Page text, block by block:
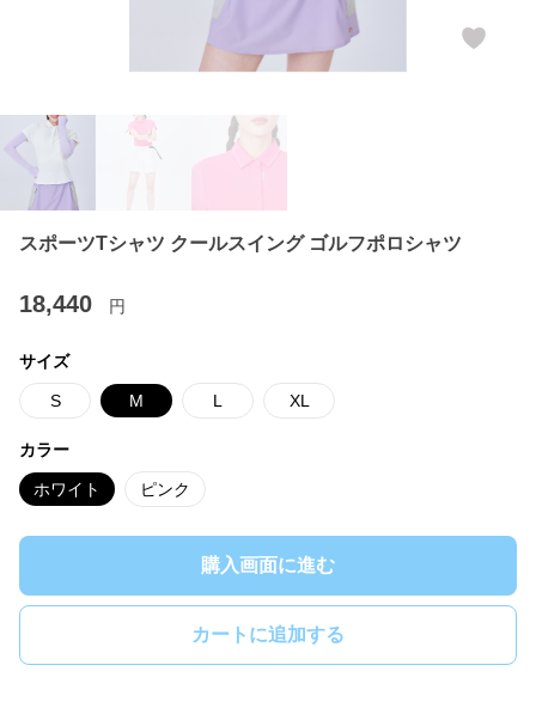
スポーツTシャツ クールスイング ゴルフポロシャツ
18,440 円
サイズ
S M L XL
カラー
ホワイト ピンク
購入画面に進む
カートに追加する